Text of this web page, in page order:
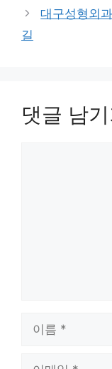
대구성형외
길
댓글 남